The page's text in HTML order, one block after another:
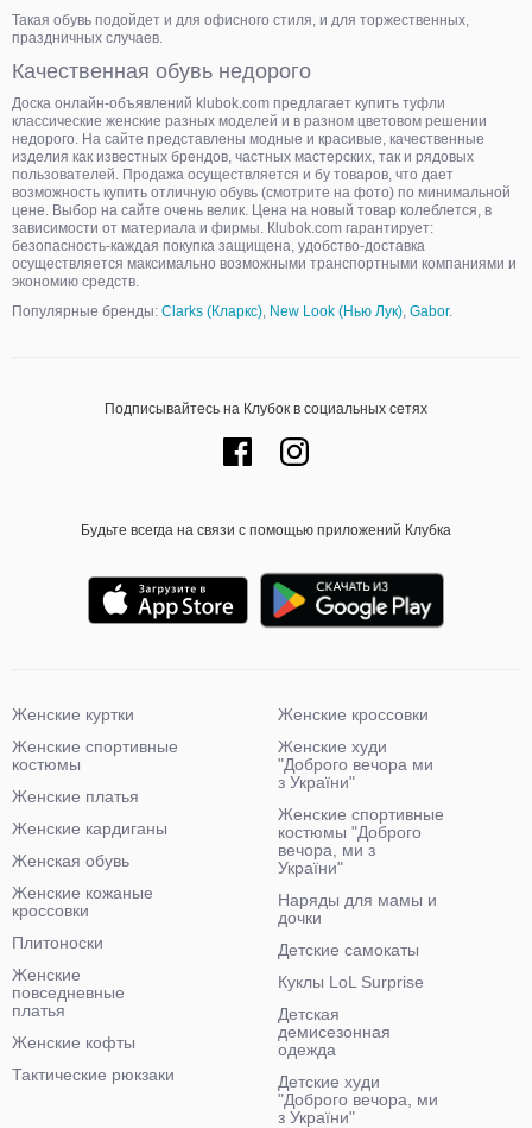
Такая обувь подойдет и для офисного стиля, и для торжественных,
праздничных случаев.
Качественная обувь недорого
Доска онлайн-объявлений klubok.com предлагает купить туфли
классические женские разных моделей и в разном цветовом решении
недорого. На сайте представлены модные и красивые, качественные
изделия как известных брендов, частных мастерских, так и рядовых
пользователей. Продажа осуществляется и бу товаров, что дает
возможность купить отличную обувь (смотрите на фото) по минимальной
цене. Выбор на сайте очень велик. Цена на новый товар колеблется, в
зависимости от материала и фирмы. Кlubok.com гарантирует:
безопасность-каждая покупка защищена, удобство-доставка
осуществляется максимально возможными транспортными компаниями и
экономию средств.
Популярные бренды: Clarks (Кларкс), New Look (Нью Лук), Gabor.
Подписывайтесь на Клубок в социальных сетях
Будьте всегда на связи с помощью приложений Клубка
Женские куртки
Женские спортивные
костюмы
Женские платья
Женские кардиганы
Женская обувь
Женские кожаные
кроссовки
Плитоноски
Женские
повседневные
платья
Женские кофты
Тактические рюкзаки
Женские кроссовки
Женские худи
"Доброго вечора ми
з України"
Женские спортивные
костюмы "Доброго
вечора, ми з
України"
Наряды для мамы и
дочки
Детские самокаты
Куклы LoL Surprise
Детская
демисезонная
одежда
Детские худи
"Доброго вечора, ми
з України"